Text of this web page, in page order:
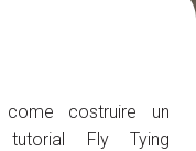
costruire un
tutorial Fly Tying